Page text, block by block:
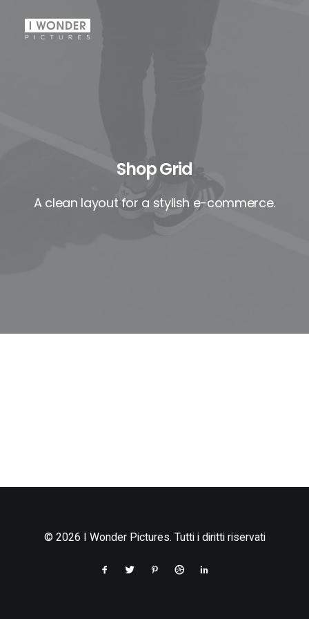
Shop Grid
A clean layout for a stylish e-commerce.
© 2026 I Wonder Pictures. Tutti i diritti riservati